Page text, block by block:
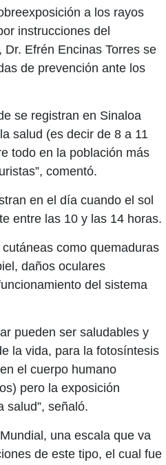
a los rayos
instrucciones del
Efrén Encinas Torres se
de prevención ante los
se registran en Sinaloa
salud (es decir de 8 a 11
todo en la población más
comentó.
en el día cuando el sol
entre las 10 y las 14 horas.
como quemaduras
daños oculares
del sistema
pueden ser saludables y
la vida, para la fotosíntesis
el cuerpo humano
pero la exposición
salud”, señaló.
una escala que va
de este tipo, el cual fue